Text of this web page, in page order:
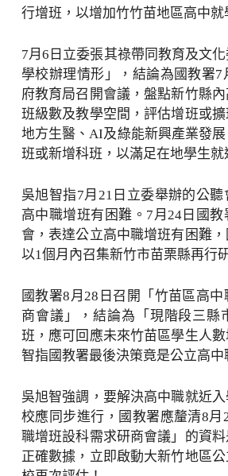
行增班，以增加竹竹苗地區高中就
7月6日立委張其祿帶同教育及文
學校辦理情形」，結論為國教署7
府教育局召開會議，盤點新竹縣
班級數及教學空間，評估增班或
地方生醫、AI及綠能新興產業發
班或新增科班，以滿足在地學生就
吳旭智指7月21日立委舉辦的公
高中職增班有困難。7月24日國
會，表達公立高中職增班有困難，
以1個月內召集新竹市苗栗縣再行
國教署8月28日召開「竹苗區高
商會議」，結論為「現階段三縣
班，應可回應未來竹苗區學生人
智指國教署最後決策竟是公立高中
吳旭智強調，要解決高中職就近
校應同步進行，國教署應釐清8月
職增班設科需求研商會議」的資
正確數據，立即啟動大新竹地區